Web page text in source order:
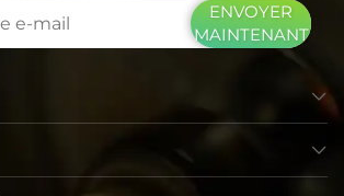
ENVOYER
MAINTENANT